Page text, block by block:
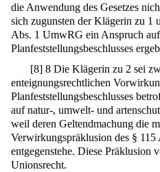
die Anwendung des Gesetzes
sich zugunsten der Klägerin zu 1
Abs. 1 UmwRG ein Anspruch
Planfeststellungsbeschlusses
[8] 8 Die Klägerin zu 2 sei
enteignungsrechtlichen
Planfeststellungsbeschlusses
auf natur-, umwelt- und
weil deren Geltendmachung die
Verwirkungspräklusion des §
entgegenstehe. Diese Präklusion
Unionsrecht.